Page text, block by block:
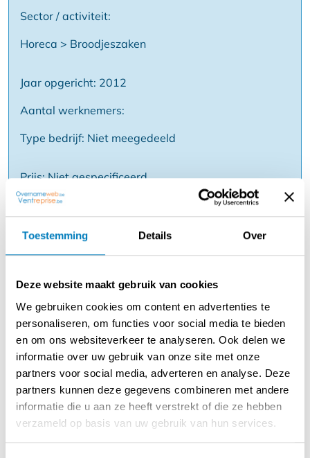
Toestemming Details Over
Deze website maakt gebruik van cookies
We gebruiken cookies om content en advertenties te
personaliseren, om functies voor social media te bieden
en om ons websiteverkeer te analyseren. Ook delen we
informatie over uw gebruik van onze site met onze
partners voor social media, adverteren en analyse. Deze
partners kunnen deze gegevens combineren met andere
informatie die u aan ze heeft verstrekt of die ze hebben
verzameld op basis van uw gebruik van hun services.
Sector / activiteit:
Horeca > Broodjeszaken
Jaar opgericht: 2012
Aantal werknemers:
Type bedrijf: Niet meegedeeld
Prijs: Niet gespecificeerd
Reden:
Beschrijving
Een zeer goed draaiende broodjeszaak met veel
potentieel op een toplocatie, met vele bedrijven in de
omgeving.
Een sfeervolle en gezellige inrichting, er zijn binnen 30 en
buiten 30 zitplaatsen voorzien, met een voor en achter
Volledig ingerichte keuken en bijkeuken, de vriescel en
koelcel bevinden zich buiten.